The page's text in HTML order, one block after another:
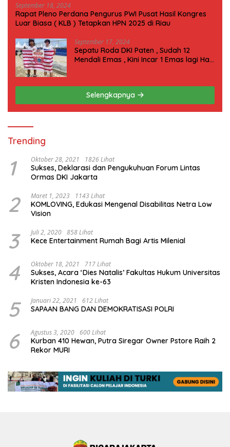
September 18, 2024
Rapat Pleno Perdana Pengurus PWI Pusat Hasil Kongres
Luar Biasa ( KLB ) Tetapkan HPN 2025 di Riau
September 17, 2024
Sepatu Roda DKI Paten , Sudah 12
Mendali Emas , Kini Incar 1 Emas lagi Hari
Selengkapnya
Trending
1 Oktober 28, 2021 1826 Lihat
Sukses, Deklarasi dan Pengukuhuan Forum Lintas
Ormas DKI Jakarta
2 Maret 1, 2023 1143 Lihat
KOMLOVING, Edukasi Mengenal Disabilitas Netra Low
Vision
3 Juli 2, 2020 858 Lihat
Kece Entertainment Rumah Bagi Artis Milenial
4 Oktober 18, 2021 717 Lihat
Sukses, Acara ‘Dies Natalis’ Fakultas Hukum Universitas
Kristen Indonesia ke-63
5 Januari 22, 2021 612 Lihat
SAPAAN BANG DAN DEMOKRATISASI POLRI
6 Agustus 3, 2020 600 Lihat
Kurban 410 Hewan, Putra Siregar Owner Pstore Raih 2
Rekor MURI